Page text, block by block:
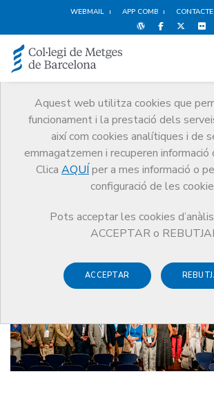
WEBMAIL APP COMB CONTACTE
Aquest web utilitza cookies que
funcionament i la prestació dels
així com cookies analítiques i de
emmagatzemen i recuperen informació
Clica AQUÍ per a mes informació o
configuració de les
Pots acceptar les cookies
ACCEPTAR o
ACCEPTAR
Notícies
Comunicació
Notícies
El CoMB homenatja més d’un centenar de
Secció de Metges Sèniors presenta la nova Junta